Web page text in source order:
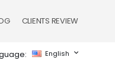
CLIENTS REVIEW
Language
English